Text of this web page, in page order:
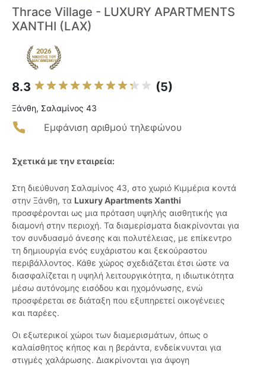
Thrace Village - LUXURY APARTMENTS
XANTHI (LAX)
8.3 (5)
Ξάνθη, Σαλαμίνος 43
Εμφάνιση αριθμού τηλεφώνου
Σχετικά με την εταιρεία:
Στη διεύθυνση Σαλαμίνος 43, στο χωριό Κιμμέρια κοντά
στην Ξάνθη, τα Luxury Apartments Xanthi
προσφέρονται ως μια πρόταση υψηλής αισθητικής για
διαμονή στην περιοχή. Τα διαμερίσματα διακρίνονται για
τον συνδυασμό άνεσης και πολυτέλειας, με επίκεντρο
τη δημιουργία ενός ευχάριστου και ξεκούραστου
περιβάλλοντος. Κάθε χώρος σχεδιάζεται έτσι ώστε να
διασφαλίζεται η υψηλή λειτουργικότητα, η ιδιωτικότητα
μέσω αυτόνομης εισόδου και ηχομόνωσης, ενώ
προσφέρεται σε διάταξη που εξυπηρετεί οικογένειες
και παρέες.
Οι εξωτερικοί χώροι των διαμερισμάτων, όπως ο
καλαίσθητος κήπος και η βεράντα, ενδείκνυνται για
στιγμές χαλάρωσης. Διακρίνονται για άψογη